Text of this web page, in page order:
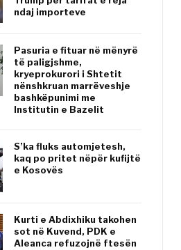
ndaj importeve
Pasuria e fituar në mënyrë
të paligjshme,
kryeprokurori i Shtetit
nënshkruan marrëveshje
bashkëpunimi me
Institutin e Bazelit
S’ka fluks automjetesh,
kaq po pritet nëpër kufijtë
e Kosovës
Kurti e Abdixhiku takohen
sot në Kuvend, PDK e
Aleanca refuzojnë ftesën